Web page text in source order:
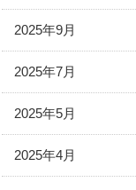
2025年9月
2025年7月
2025年5月
2025年4月